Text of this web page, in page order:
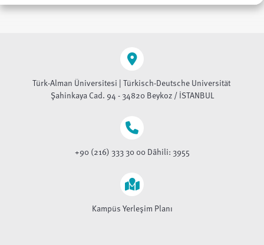
Türk-Alman Üniversitesi | Türkisch-Deutsche Universität
Şahinkaya Cad. 94 - 34820 Beykoz / İSTANBUL
+90 (216) 333 30 00 Dâhili: 3955
Kampüs Yerleşim Planı